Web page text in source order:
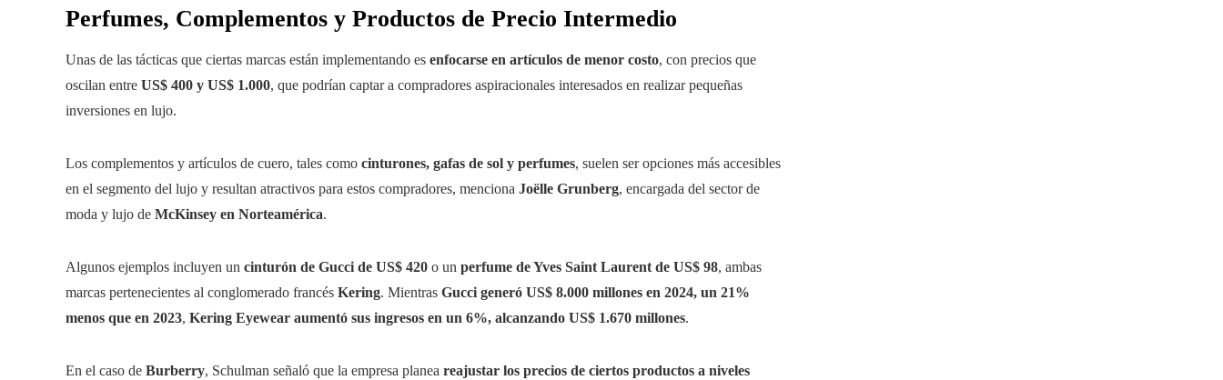
Perfumes, Complementos y Productos de Precio Intermedio
Unas de las tácticas que ciertas marcas están implementando es enfocarse en artículos de menor costo, con precios que
oscilan entre US$ 400 y US$ 1.000, que podrían captar a compradores aspiracionales interesados en realizar pequeñas
inversiones en lujo.
Los complementos y artículos de cuero, tales como cinturones, gafas de sol y perfumes, suelen ser opciones más accesibles
en el segmento del lujo y resultan atractivos para estos compradores, menciona Joëlle Grunberg, encargada del sector de
moda y lujo de McKinsey en Norteamérica.
Algunos ejemplos incluyen un cinturón de Gucci de US$ 420 o un perfume de Yves Saint Laurent de US$ 98, ambas
marcas pertenecientes al conglomerado francés Kering. Mientras Gucci generó US$ 8.000 millones en 2024, un 21%
menos que en 2023, Kering Eyewear aumentó sus ingresos en un 6%, alcanzando US$ 1.670 millones.
En el caso de Burberry, Schulman señaló que la empresa planea reajustar los precios de ciertos productos a niveles